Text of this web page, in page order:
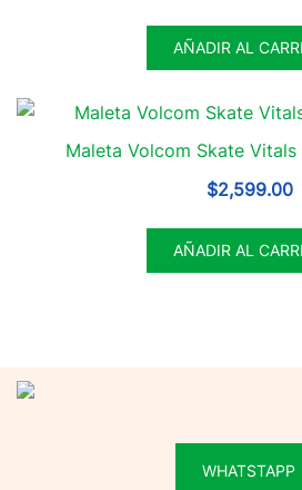
AÑADIR AL
Maleta Volcom Skate
$2,599.00
AÑADIR AL
WHATSTAPP